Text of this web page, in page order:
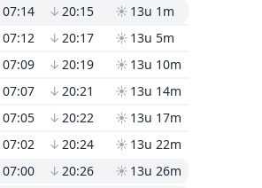
07:14 ↓ 20:15 ☀ 13u 1m
07:12 ↓ 20:17 ☀ 13u 5m
07:09 ↓ 20:19 ☀ 13u 10m
07:07 ↓ 20:21 ☀ 13u 14m
07:05 ↓ 20:22 ☀ 13u 17m
07:02 ↓ 20:24 ☀ 13u 22m
07:00 ↓ 20:26 ☀ 13u 26m